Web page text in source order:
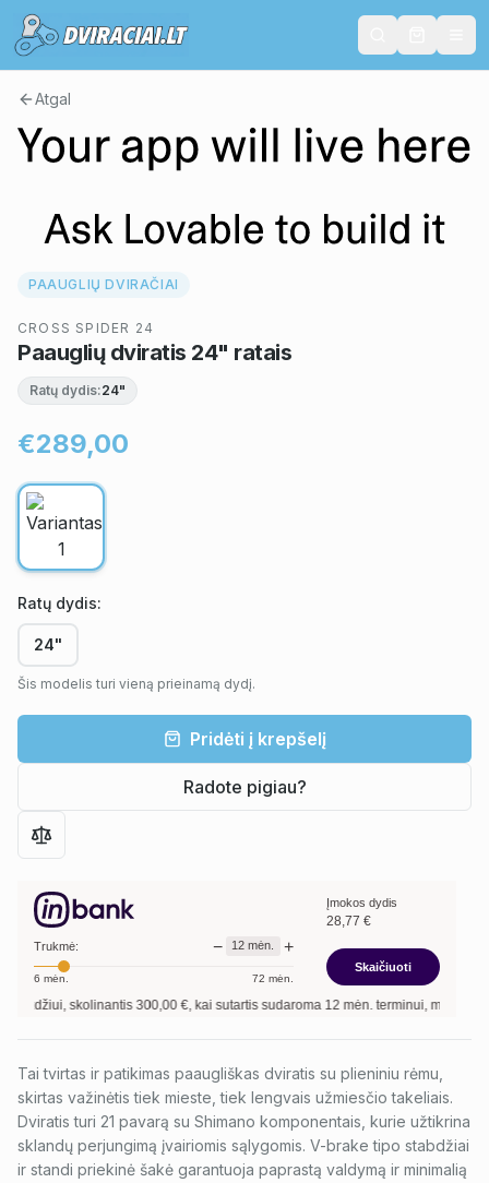
Atgal
PAAUGLIŲ DVIRAČIAI
CROSS SPIDER 24
Paauglių dviratis 24" ratais
Ratų dydis:24"
€289,00
Ratų dydis:
24"
Šis modelis turi vieną prieinamą dydį.
Pridėti į krepšelį
Radote pigiau?
Trukmė: − 12 mėn. +
6 mėn. 72 mėn.
Įmokos dydis
28,77 €
Skaičiuoti
skolinantis 300,00€, kai sutartis sudaroma12mėn. terminui, metinė
Tai tvirtas ir patikimas paaugliškas dviratis su plieniniu rėmu,
skirtas važinėtis tiek mieste, tiek lengvais užmiesčio takeliais.
Dviratis turi 21 pavarą su Shimano komponentais, kurie užtikrina
sklandų perjungimą įvairiomis sąlygomis. V-brake tipo stabdžiai
ir standi priekinė šakė garantuoja paprastą valdymą ir minimalią